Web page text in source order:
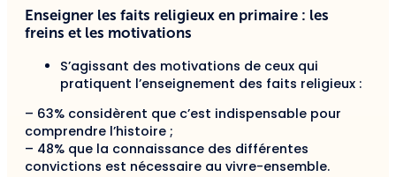
Enseigner les faits religieux en primaire : les
freins et les motivations
S’agissant des motivations de ceux qui
pratiquent l’enseignement des faits religieux :
– 63% considèrent que c’est indispensable pour
comprendre l’histoire ;
– 48% que la connaissance des différentes
convictions est nécessaire au vivre-ensemble.